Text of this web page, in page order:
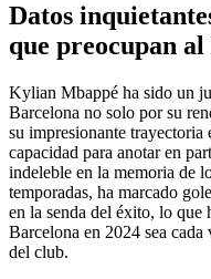
Datos
que preocupan
Kylian Mbappé ha sido un
Barcelona no solo por su
su impresionante trayectoria
capacidad para anotar en
indeleble en la memoria de
temporadas, ha marcado
en la senda del éxito, lo que
Barcelona en 2024 sea cada
del club.